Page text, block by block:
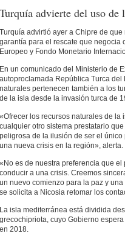
Turquía advierte del uso de
Turquía advirtió ayer a Chipre de
garantía para el rescate que negocia
Europeo y Fondo Monetario
En un comunicado del Ministerio de
autoproclamada República Turca
naturales pertenecen también a los
de la isla desde la invasión turca de
«Ofrecer los recursos naturales de
cualquier otro sistema prestatario
peligrosa de la ilusión de ser el
una nueva crisis en la región», alerta.
«No es de nuestra preferencia que
conducir a una crisis. Creemos
un nuevo comienzo para la paz y
se solicita a Nicosia retomar los
La isla mediterránea está dividida
grecochipriota, cuyo Gobierno
en 2018.